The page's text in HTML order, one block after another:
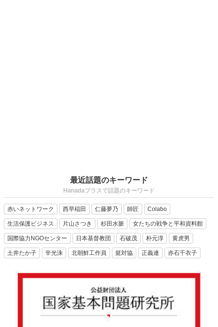
最近話題のキーワード
Hanadaプラスで話題のキーワード
赤いネットワーク 西早稲田 仁藤夢乃 師匠 Colabo
生活保護ビジネス 片山さつき 杉田水脈 女たちの戦争と平和資料館
国際協力NGOセンター 日本基督教団 石破茂 朴元淳 黄虎男
土井たか子 辛光洙 北朝鮮工作員 挺対協 正義連 赤石千衣子